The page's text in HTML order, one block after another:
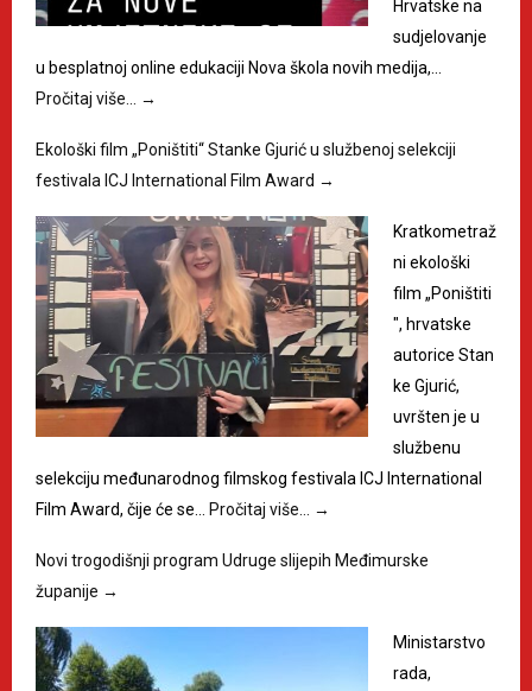
Hrvatske na
sudjelovanje
u besplatnoj online edukaciji Nova škola novih medija,…
Pročitaj više…
→
Ekološki film „Poništiti“ Stanke Gjurić u službenoj selekciji
festivala ICJ International Film Award →
Kratkometraž
ni ekološki
film „Poništiti
", hrvatske
autorice Stan
ke Gjurić,
uvršten je u
službenu
selekciju međunarodnog filmskog festivala ICJ International
Film Award, čije će se…
Pročitaj više… →
Novi trogodišnji program Udruge slijepih Međimurske
županije →
Ministarstvo
rada,